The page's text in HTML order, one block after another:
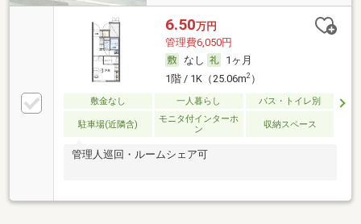
6.50万円
管理費6,050円
なし
1ヶ月
1階 / 1K（25.06m2）
敷金なし 一人暮らし バス・トイレ別
駐車場(近隣含)
モニタ付インターホ
ン
収納スペース
管理人巡回・ルームシェア可